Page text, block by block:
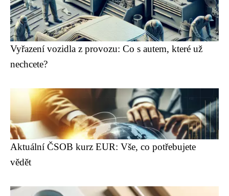
Vyřazení vozidla z provozu: Co s autem, které už
nechcete?
Aktuální ČSOB kurz EUR: Vše, co potřebujete
vědět